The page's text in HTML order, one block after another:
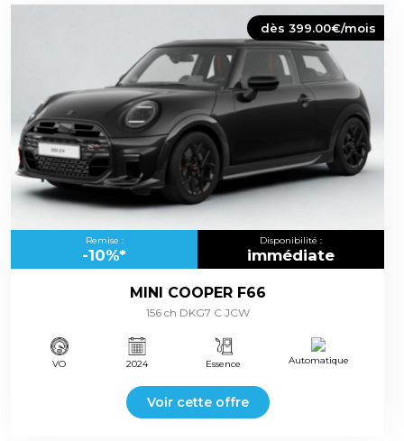
dès 399.00€/mois
Remise :
-10%*
Disponibilité :
immédiate
MINI COOPER F66
156 ch DKG7 C JCW
VO 2024 Essence Automatique
Voir cette offre